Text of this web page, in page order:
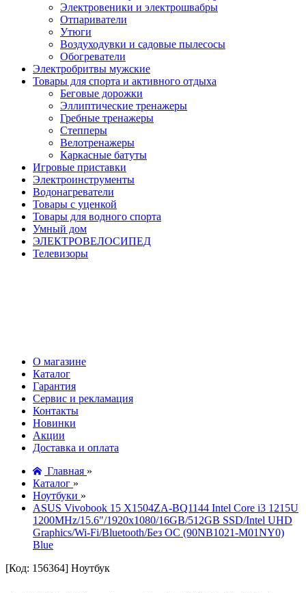
Электровеники и электрошвабры
Отпариватели
Утюги
Воздуходувки и садовые пылесосы
Обогреватели
Электробритвы мужские
Товары для спорта и активного отдыха
Беговые дорожки
Эллиптические тренажеры
Гребные тренажеры
Степперы
Велотренажеры
Каркасные батуты
Игровые приставки
Электроинструменты
Водонагреватели
Товары с уценкой
Товары для водного спорта
Умный дом
ЭЛЕКТРОВЕЛОСИПЕД
Телевизоры
О магазине
Каталог
Гарантия
Сервис и рекламация
Контакты
Новинки
Акции
Доставка и оплата
Главная »
Каталог »
Ноутбуки »
ASUS Vivobook 15 X1504ZA-BQ1144 Intel Core i3 1215U
1200MHz/15.6"/1920x1080/16GB/512GB SSD/Intel UHD
Graphics/Wi-Fi/Bluetooth/Без ОС (90NB1021-M01NY0)
Blue
[Код: 156364] Ноутбук